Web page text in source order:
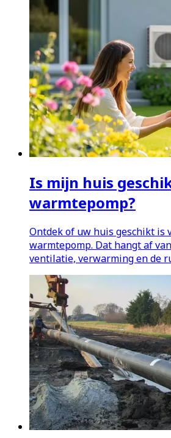
Is mijn huis
warmtepomp?
Ontdek of uw huis geschikt is
warmtepomp. Dat hangt af
ventilatie, verwarming en de